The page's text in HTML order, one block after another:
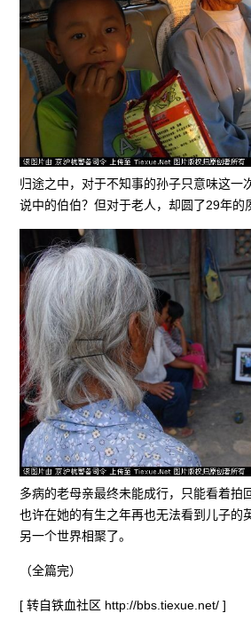
归途之中，对于不知事的孙子只意味这一
说中的伯伯？但对于老人，却圆了29年的
多病的老母亲最终未能成行，只能看着拍
也许在她的有生之年再也无法看到儿子的
另一个世界相聚了。
（全篇完）
[ 转自铁血社区 http://bbs.tiexue.net/ ]